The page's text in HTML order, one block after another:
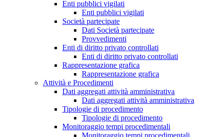
Enti pubblici vigilati
Enti pubblici vigilati
Società partecipate
Dati Società partecipate
Provvedimenti
Enti di diritto privato controllati
Enti di diritto privato controllati
Rappresentazione grafica
Rappresentazione grafica
Attività e Procedimenti
Dati aggregati attività amministrativa
Dati aggregati attività amministrativa
Tipologie di procedimento
Tipologie di procedimento
Monitoraggio tempi procedimentali
Monitoraggio tempi procedimentali